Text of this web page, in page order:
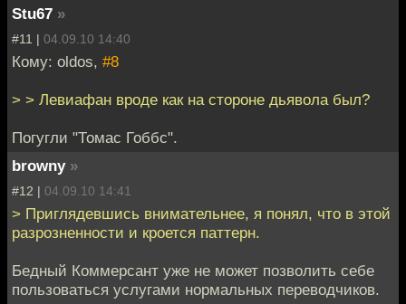
Stu67 »
#11 | 04.09.10 14:40
Кому: oldos, #8
> > Левиафан вроде как на стороне дьявола был?
Погугли "Томас Гоббс".
browny »
#12 | 04.09.10 14:41
> Приглядевшись внимательнее, я понял, что в этой
разрозненности и кроется паттерн.
Бедный Коммерсант уже не может позволить себе
пользоваться услугами нормальных переводчиков.